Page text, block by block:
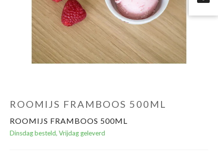
ROOMIJS FRAMBOOS 500ML
ROOMIJS FRAMBOOS 500ML
Dinsdag besteld, Vrijdag geleverd